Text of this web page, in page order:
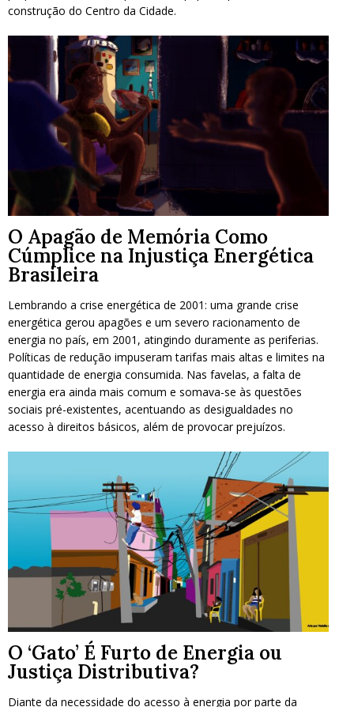
construção do Centro da Cidade.
O Apagão de Memória Como
Cúmplice na Injustiça Energética
Brasileira
Lembrando a crise energética de 2001: uma grande crise
energética gerou apagões e um severo racionamento de
energia no país, em 2001, atingindo duramente as periferias.
Políticas de redução impuseram tarifas mais altas e limites na
quantidade de energia consumida. Nas favelas, a falta de
energia era ainda mais comum e somava-se às questões
sociais pré-existentes, acentuando as desigualdades no
acesso à direitos básicos, além de provocar prejuízos.
O ‘Gato’ É Furto de Energia ou
Justiça Distributiva?
Diante da necessidade do acesso à energia por parte da